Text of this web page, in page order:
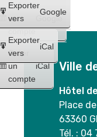
Créer
un
compte
Google
Créer
un
compte
iCal
Exporter
vers
Google
Exporter
vers
iCal
Ville
Hôtel
Place
63360
Tél. : 04